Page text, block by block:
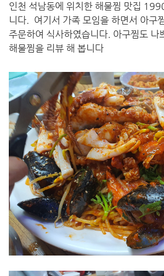
인천 석남동에 위치한 해물찜 맛집
니다. 여기서 가족 모임을 하면서 아구
주문하여 식사하였습니다. 아구찜도 나
해물찜을 리뷰 해 봅니다